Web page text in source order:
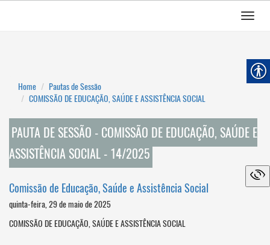
Home
Pautas de Sessão
COMISSÃO DE EDUCAÇÃO, SAÚDE E ASSISTÊNCIA SOCIAL
PAUTA DE SESSÃO - COMISSÃO DE EDUCAÇÃO, SAÚDE E
ASSISTÊNCIA SOCIAL - 14/2025
Comissão de Educação, Saúde e Assistência Social
quinta-feira, 29 de maio de 2025
COMISSÃO DE EDUCAÇÃO, SAÚDE E ASSISTÊNCIA SOCIAL